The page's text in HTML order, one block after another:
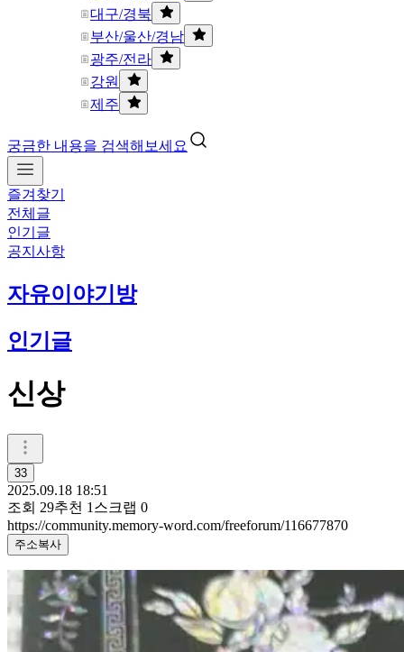
대구/경북
부산/울산/경남
광주/전라
강원
제주
궁금한 내용을 검색해보세요
즐겨찾기
전체글
인기글
공지사항
자유이야기방
인기글
신상
33
2025.09.18 18:51
조회 29추천 1 스크랩 0
https://community.memory-word.com/freeforum/116677870
주소복사